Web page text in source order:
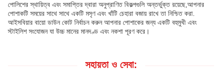
পোলিশের স্থায়িত্ব এবং সমাপ্তির দ্বারা অনুপ্রাণিত বিকল্পগুলি অন্তর্ভুক্ত রয়েছে,আপনার
পোশাকটি সময়ের সাথে সাথে একটি মসৃণ এবং খাঁটি চেহারা বজায় রাখে তা নিশ্চিত করা.
আইসবিয়ার বায়ো ডাউন কোট নির্বাচন করুন আপনার পোশাকের জন্য একটি বহুমুখী এবং
স্টাইলিশ সংযোজন যা উচ্চ মানের মানদণ্ড এবং নকশা পূরণ করে।
সহায়তা ও সেবা: